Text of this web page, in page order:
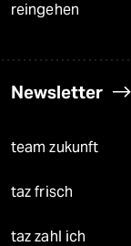
reingehen
Newsletter
team zukunft
taz frisch
taz zahl ich